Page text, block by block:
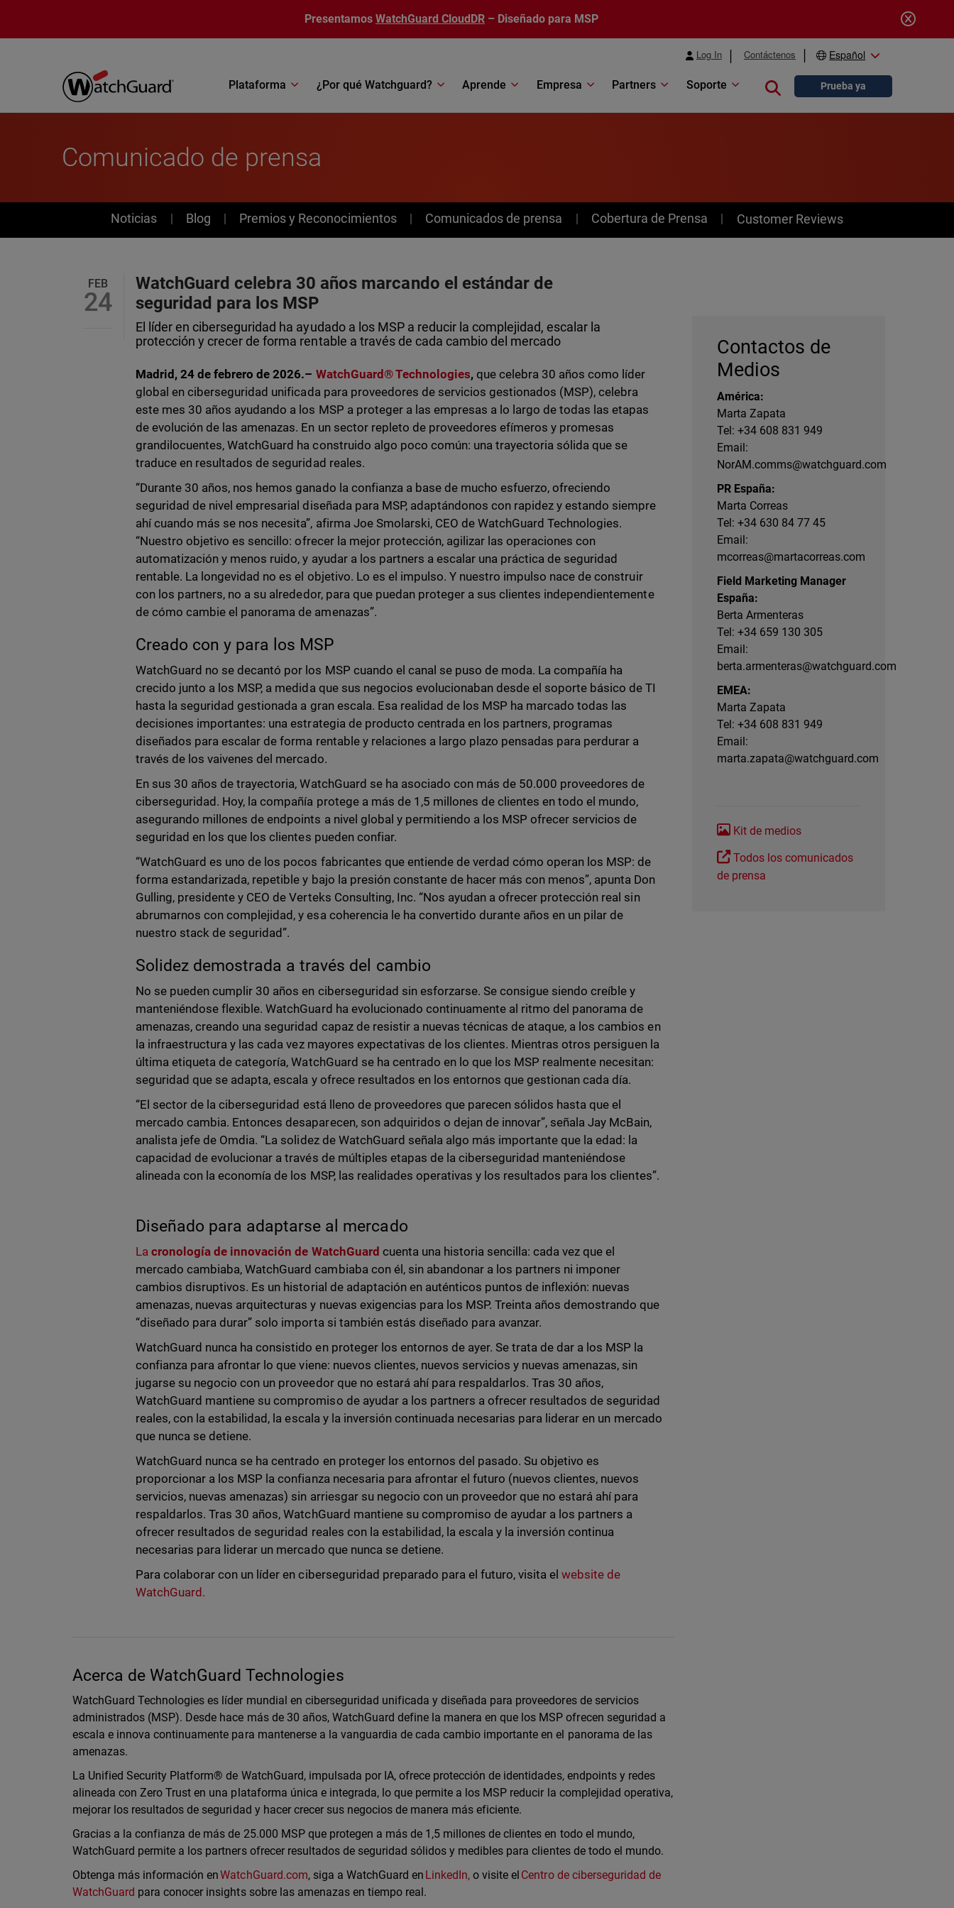
Presentamos WatchGuard CloudDR – Diseñado para MSP
Log In Contáctenos Español
Plataforma ¿Por qué Watchguard? Aprende Empresa Partners Soporte Close searchPrueba ya
Comunicado de prensa
News
Noticias Blog Premios y Reconocimientos Comunicados de prensa Cobertura de Prensa Customer Reviews
FEB
24
WatchGuard celebra 30 años marcando el estándar de
seguridad para los MSP
El líder en ciberseguridad ha ayudado a los MSP a reducir la complejidad, escalar la
protección y crecer de forma rentable a través de cada cambio del mercado
Madrid, 24 de febrero de 2026.– WatchGuard® Technologies, que celebra 30 años como líder
global en ciberseguridad unificada para proveedores de servicios gestionados (MSP), celebra
este mes 30 años ayudando a los MSP a proteger a las empresas a lo largo de todas las etapas
de evolución de las amenazas. En un sector repleto de proveedores efímeros y promesas
grandilocuentes, WatchGuard ha construido algo poco común: una trayectoria sólida que se
traduce en resultados de seguridad reales.
“Durante 30 años, nos hemos ganado la confianza a base de mucho esfuerzo, ofreciendo
seguridad de nivel empresarial diseñada para MSP, adaptándonos con rapidez y estando siempre
ahí cuando más se nos necesita”, afirma Joe Smolarski, CEO de WatchGuard Technologies.
“Nuestro objetivo es sencillo: ofrecer la mejor protección, agilizar las operaciones con
automatización y menos ruido, y ayudar a los partners a escalar una práctica de seguridad
rentable. La longevidad no es el objetivo. Lo es el impulso. Y nuestro impulso nace de construir
con los partners, no a su alrededor, para que puedan proteger a sus clientes independientemente
de cómo cambie el panorama de amenazas”.
Creado con y para los MSP
WatchGuard no se decantó por los MSP cuando el canal se puso de moda. La compañía ha
crecido junto a los MSP, a medida que sus negocios evolucionaban desde el soporte básico de TI
hasta la seguridad gestionada a gran escala. Esa realidad de los MSP ha marcado todas las
decisiones importantes: una estrategia de producto centrada en los partners, programas
diseñados para escalar de forma rentable y relaciones a largo plazo pensadas para perdurar a
través de los vaivenes del mercado.
En sus 30 años de trayectoria, WatchGuard se ha asociado con más de 50.000 proveedores de
ciberseguridad. Hoy, la compañía protege a más de 1,5 millones de clientes en todo el mundo,
asegurando millones de endpoints a nivel global y permitiendo a los MSP ofrecer servicios de
seguridad en los que los clientes pueden confiar.
“WatchGuard es uno de los pocos fabricantes que entiende de verdad cómo operan los MSP: de
forma estandarizada, repetible y bajo la presión constante de hacer más con menos”, apunta Don
Gulling, presidente y CEO de Verteks Consulting, Inc. “Nos ayudan a ofrecer protección real sin
abrumarnos con complejidad, y esa coherencia le ha convertido durante años en un pilar de
nuestro stack de seguridad”.
Solidez demostrada a través del cambio
No se pueden cumplir 30 años en ciberseguridad sin esforzarse. Se consigue siendo creíble y
manteniéndose flexible. WatchGuard ha evolucionado continuamente al ritmo del panorama de
amenazas, creando una seguridad capaz de resistir a nuevas técnicas de ataque, a los cambios en
la infraestructura y las cada vez mayores expectativas de los clientes. Mientras otros persiguen la
última etiqueta de categoría, WatchGuard se ha centrado en lo que los MSP realmente necesitan:
seguridad que se adapta, escala y ofrece resultados en los entornos que gestionan cada día.
“El sector de la ciberseguridad está lleno de proveedores que parecen sólidos hasta que el
mercado cambia. Entonces desaparecen, son adquiridos o dejan de innovar”, señala Jay McBain,
analista jefe de Omdia. “La solidez de WatchGuard señala algo más importante que la edad: la
capacidad de evolucionar a través de múltiples etapas de la ciberseguridad manteniéndose
alineada con la economía de los MSP, las realidades operativas y los resultados para los clientes”.
Diseñado para adaptarse al mercado
Lacronología de innovación de WatchGuard cuenta una historia sencilla: cada vez que el
mercado cambiaba, WatchGuard cambiaba con él, sin abandonar a los partners ni imponer
cambios disruptivos. Es un historial de adaptación en auténticos puntos de inflexión: nuevas
amenazas, nuevas arquitecturas y nuevas exigencias para los MSP. Treinta años demostrando que
“diseñado para durar” solo importa si también estás diseñado para avanzar.
WatchGuard nunca ha consistido en proteger los entornos de ayer. Se trata de dar a los MSP la
confianza para afrontar lo que viene: nuevos clientes, nuevos servicios y nuevas amenazas, sin
jugarse su negocio con un proveedor que no estará ahí para respaldarlos. Tras 30 años,
WatchGuard mantiene su compromiso de ayudar a los partners a ofrecer resultados de seguridad
reales, con la estabilidad, la escala y la inversión continuada necesarias para liderar en un mercado
que nunca se detiene.
WatchGuard nunca se ha centrado en proteger los entornos del pasado. Su objetivo es
proporcionar a los MSP la confianza necesaria para afrontar el futuro (nuevos clientes, nuevos
servicios, nuevas amenazas) sin arriesgar su negocio con un proveedor que no estará ahí para
respaldarlos. Tras 30 años, WatchGuard mantiene su compromiso de ayudar a los partners a
ofrecer resultados de seguridad reales con la estabilidad, la escala y la inversión continua
necesarias para liderar un mercado que nunca se detiene.
Para colaborar con un líder en ciberseguridad preparado para el futuro, visita elwebsite de
WatchGuard.
Acerca de WatchGuard Technologies
WatchGuard Technologies es líder mundial en ciberseguridad unificada y diseñada para proveedores de servicios
administrados (MSP). Desde hace más de 30 años, WatchGuard define la manera en que los MSP ofrecen seguridad a
escala e innova continuamente para mantenerse a la vanguardia de cada cambio importante en el panorama de las
amenazas.
La Unified Security Platform® de WatchGuard, impulsada por IA, ofrece protección de identidades, endpoints y redes
alineada con Zero Trust en una plataforma única e integrada, lo que permite a los MSP reducir la complejidad operativa,
mejorar los resultados de seguridad y hacer crecer sus negocios de manera más eficiente.
Gracias a la confianza de más de 25.000 MSP que protegen a más de 1,5 millones de clientes en todo el mundo,
WatchGuard permite a los partners ofrecer resultados de seguridad sólidos y medibles para clientes de todo el mundo.
Obtenga más información enWatchGuard.com, siga a WatchGuard en LinkedIn, o visite el Centro de ciberseguridad de
WatchGuard para conocer insights sobre las amenazas en tiempo real.
Contactos de
Medios
América:
Marta Zapata
Tel: +34 608 831 949
Email:
NorAM.comms@watchguard.com
PR España:
Marta Correas
Tel: +34 630 84 77 45
Email:
mcorreas@martacorreas.com
Field Marketing Manager
España:
Berta Armenteras
Tel: +34 659 130 305
Email:
berta.armenteras@watchguard.com
EMEA:
Marta Zapata
Tel: +34 608 831 949
Email:
marta.zapata@watchguard.com
Kit de medios
Todos los comunicados
de prensa